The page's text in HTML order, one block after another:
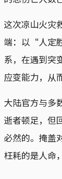
这次凉山火灾
端：以“人定
系，在遇到突
应变能力，从
大陆官方与多
逝者顿足，但
必然的。掩盖
枉耗的是人命